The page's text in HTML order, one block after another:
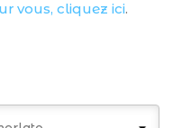
vous, cliquez ici.